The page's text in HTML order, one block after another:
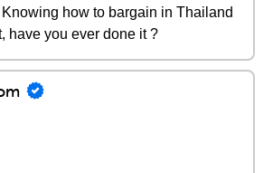
how to bargain in Thailand
have you ever done it ?